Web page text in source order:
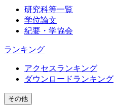
研究科等一覧
学位論文
紀要・学協会
ランキング
アクセスランキング
ダウンロードランキング
その他